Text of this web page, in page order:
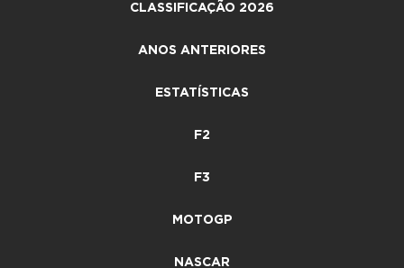
CLASSIFICAÇÃO 2026
ANOS ANTERIORES
ESTATÍSTICAS
F2
F3
MOTOGP
NASCAR